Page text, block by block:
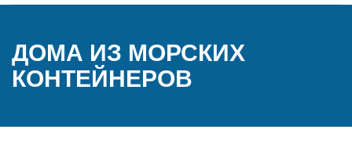
ДОМА ИЗ МОРСКИХ
КОНТЕЙНЕРОВ